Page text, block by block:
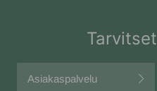
Asiakaspalvelu